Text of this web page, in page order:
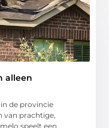
alleen
de provincie
van prachtige,
speelt een